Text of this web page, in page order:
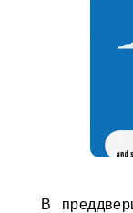
В